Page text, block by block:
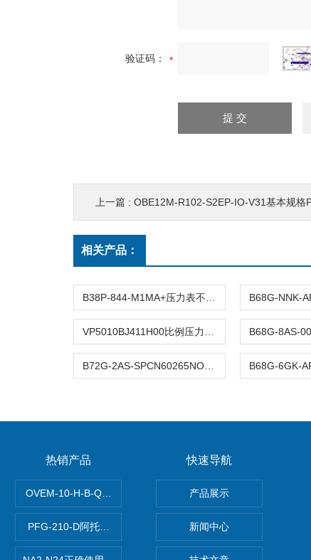
验证码：
上一篇 : OBE12M-R102-S2EP-IO-V31基本规格P+F光电传感器 对
相关产品：
热销产品
OVEM-10-H-B-QO-CE-N-2P费斯托FESTO真空发生器安装及使用
PFG-210-D阿托斯ATOS电磁阀
快速导航
产品展示
新闻中心